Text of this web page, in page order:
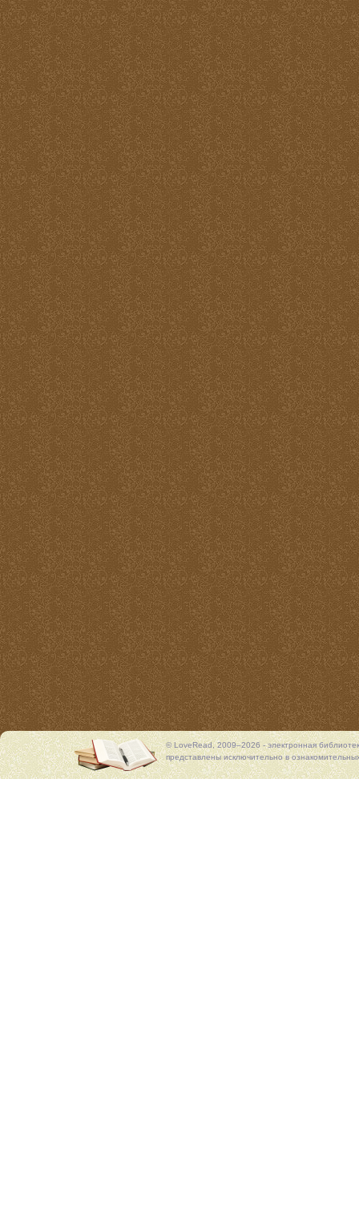
© LoveRead, 2009–2026 - электронная
представлены исключительно в